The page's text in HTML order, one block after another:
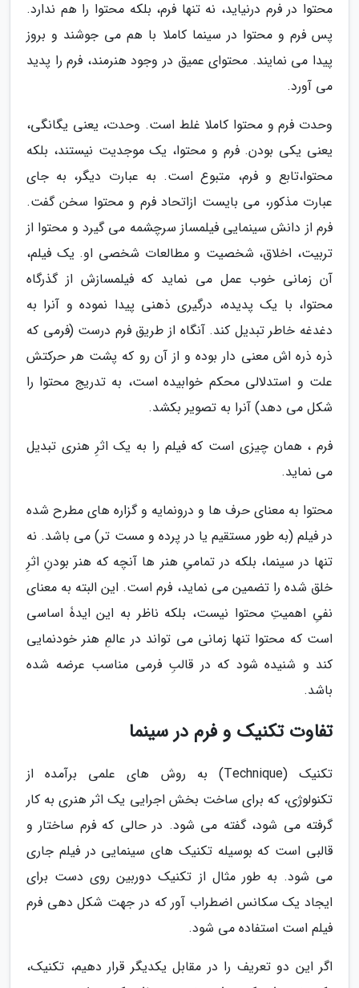
محتوا در فرم درنیاید، نه تنها فرم، بلکه محتوا را هم ندارد.
پس فرم و محتوا در سینما کاملا با هم می جوشند و بروز
پیدا می نمایند. محتوای عمیق در وجود هنرمند، فرم را پدید
می آورد.
وحدت فرم و محتوا کاملا غلط است. وحدت، یعنی یگانگی،
یعنی یکی بودن. فرم و محتوا، یک موجدیت نیستند، بلکه
محتوا،تابع و فرم، متبوع است. به عبارت دیگر، به جای
عبارت مذکور، می بایست ازاتحاد فرم و محتوا سخن گفت.
فرم از دانش سینمایی فیلمساز سرچشمه می گیرد و محتوا از
تربیت، اخلاق، شخصیت و مطالعات شخصی او. یک فیلم،
آن زمانی خوب عمل می نماید که فیلمسازش از گذرگاه
محتوا، با یک پدیده، درگیری ذهنی پیدا نموده و آنرا به
دغدغه خاطر تبدیل کند. آنگاه از طریق فرم درست (فرمی که
ذره ذره اش معنی دار بوده و از آن رو که پشت هر حرکتش
علت و استدلالی محکم خوابیده است، به تدریج محتوا را
شکل می دهد) آنرا به تصویر بکشد.
فرم ، همان چیزی است که فیلم را به یک اثرِ هنری تبدیل
می نماید.
محتوا به معنای حرف ها و درونمایه و گزاره های مطرح شده
در فیلم (به طور مستقیم یا در پرده و مست تر) می باشد. نه
تنها در سینما، بلکه در تمامیِ هنر ها آنچه که هنر بودنِ اثرِ
خلق شده را تضمین می نماید، فرم است. این البته به معنای
نفیِ اهمیتِ محتوا نیست، بلکه ناظر به این ایدۀ اساسی
است که محتوا تنها زمانی می تواند در عالمِ هنر خودنمایی
کند و شنیده شود که در قالبِ فرمی مناسب عرضه شده
باشد.
تفاوت تکنیک و فرم در سینما
تکنیک (Technique) به روش های علمی برآمده از
تکنولوژی، که برای ساخت بخش اجرایی یک اثر هنری به کار
گرفته می شود، گفته می شود. در حالی که فرم ساختار و
قالبی است که بوسیله تکنیک های سینمایی در فیلم جاری
می شود. به طور مثال از تکنیک دوربین روی دست برای
ایجاد یک سکانس اضطراب آور که در جهت شکل دهی فرم
فیلم است استفاده می شود.
اگر این دو تعریف را در مقابل یکدیگر قرار دهیم، تکنیک،